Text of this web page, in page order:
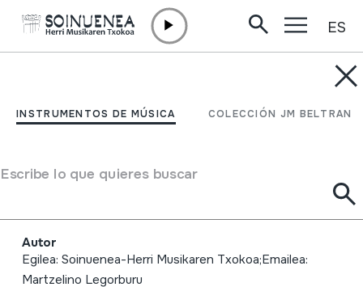
INSTRUMENTOS DE MÚSICA COLECCIÓN JM BELTRAN
Escribe lo que quieres buscar
ES
Martzelino Legorburu;
Gaintxurizketa. Lezo.
Autor
Egilea: Soinuenea-Herri Musikaren Txokoa;Emailea:
Martzelino Legorburu